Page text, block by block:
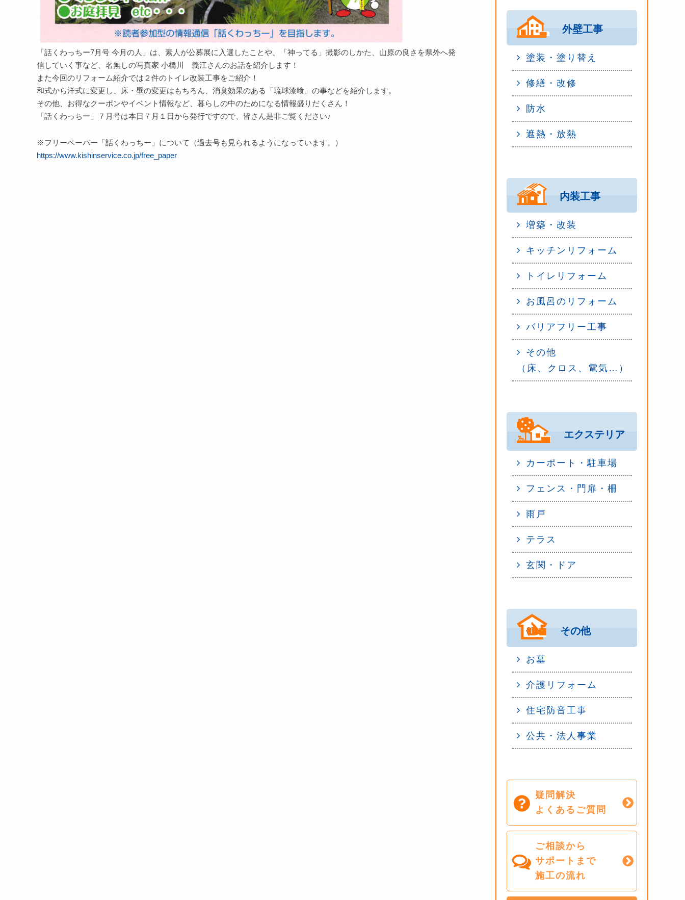
「話くわっちー7月号 今月の人」は、素人が公募展に入選したことや、「神ってる」撮影のしかた、山原の良さを県外へ発
信していく事など、名無しの写真家 小橋川 義江さんのお話を紹介します！
また今回のリフォーム紹介では２件のトイレ改装工事をご紹介！
和式から洋式に変更し、床・壁の変更はもちろん、消臭効果のある「琉球漆喰」の事などを紹介します。
その他、お得なクーポンやイベント情報など、暮らしの中のためになる情報盛りだくさん！
「話くわっちー」７月号は本日７月１日から発行ですので、皆さん是非ご覧ください♪
※フリーペーパー「話くわっちー」について（過去号も見られるようになっています。）
https://www.kishinservice.co.jp/free_paper
外壁工事
塗装・塗り替え
修繕・改修
防水
遮熱・放熱
内装工事
増築・改装
キッチンリフォーム
トイレリフォーム
お風呂のリフォーム
バリアフリー工事
その他
（床、クロス、電気…）
エクステリア
カーポート・駐車場
フェンス・門扉・柵
雨戸
テラス
玄関・ドア
その他
お墓
介護リフォーム
住宅防音工事
公共・法人事業
疑問解決
よくあるご質問
ご相談から
サポートまで
施工の流れ